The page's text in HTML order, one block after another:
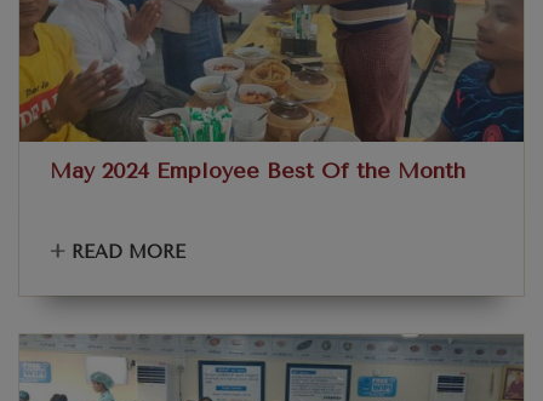
May 2024 Employee Best Of the Month
+ READ MORE